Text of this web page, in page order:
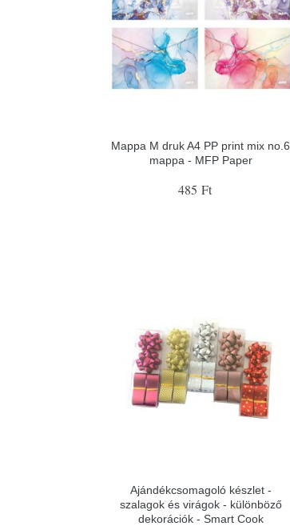
Mappa M druk A4 PP print mix no.6
mappa - MFP Paper
485 Ft
Ajándékcsomagoló készlet -
szalagok és virágok - különböző
dekorációk - Smart Cook